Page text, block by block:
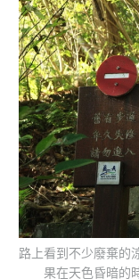
路上看到不少廢棄的
果在天色昏暗的